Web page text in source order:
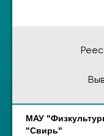
МАУ
"Свирь"